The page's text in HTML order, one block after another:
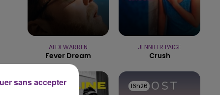
5h00 - 6h00
LE BEST OF DE LA
CHAMPAGNE FM
ALEX WARREN
Fever Dream
JENNIFER PAIGE
Crush
16h33
16h33 16h26
16h26
sans accepter